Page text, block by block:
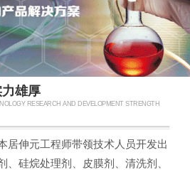
雄厚
RESEARCH AND DEVELOPMENT STRENGTH
居伸元工程师带领技术人员开发出
、硅烷处理剂、皮膜剂、清洗剂、